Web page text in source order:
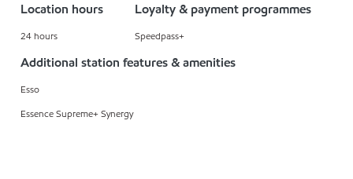
Location hours
24 hours
Loyalty & payment programmes
Speedpass+
Additional station features & amenities
Esso
Essence Supreme+ Synergy